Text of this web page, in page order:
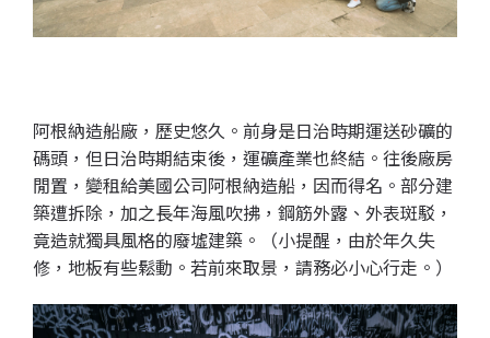
阿根納造船廠，歷史悠久。 前身是日治時期運送砂礦的
碼頭，但日治時期結束後，運礦產業也終結。往後廠房
閒置，變租給美國公司阿根納造船，因而得名。部分建
築遭拆除，加之長年海風吹拂， 鋼筋外露、外表斑駁，
竟造就獨具風格的廢墟建築。（小提醒，由於年久失
修，地板有些鬆動。若前來取景，請務必小心行走。）